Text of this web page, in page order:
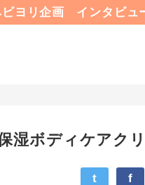
ヨリ企画 インタビュ
湿ボディケアク
t f